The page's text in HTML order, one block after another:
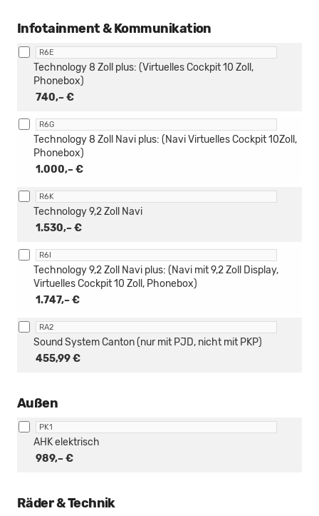
Infotainment & Kommunikation
R6E
740,– €
Technology 8 Zoll plus: (Virtuelles Cockpit 10 Zoll,
Phonebox)
R6G
1.000,– €
Technology 8 Zoll Navi plus: (Navi Virtuelles Cockpit 10Zoll,
Phonebox)
R6K
1.530,– €
Technology 9,2 Zoll Navi
R6I
1.747,– €
Technology 9,2 Zoll Navi plus: (Navi mit 9,2 Zoll Display,
Virtuelles Cockpit 10 Zoll, Phonebox)
RA2
455,99 €
Sound System Canton (nur mit PJD, nicht mit PKP)
Außen
PK1
989,– €
AHK elektrisch
Räder & Technik